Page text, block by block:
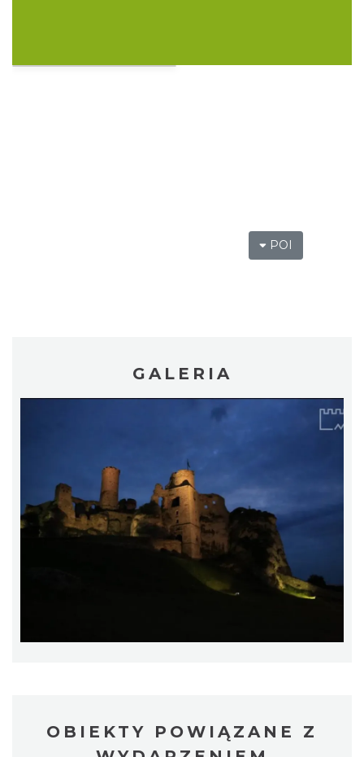
Pokazy konne przy Zamku Ogrodzieniec
2026-08-16
Piknik Trzech Winnic w Winnicy Białe Skały
POI
GALERIA
OBIEKTY POWIĄZANE Z